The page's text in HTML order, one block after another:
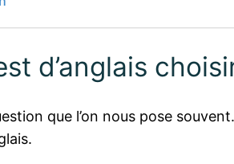
d’anglais
que l’on nous pose